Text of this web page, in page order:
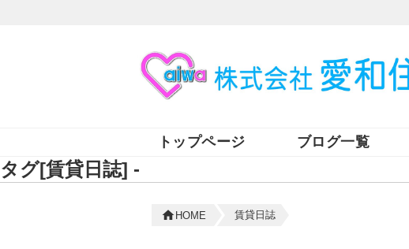
トップページ ブログ一覧
タグ[賃貸日誌] -
HOME 賃貸日誌